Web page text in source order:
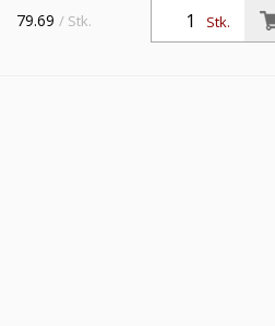
»drukodrain«
Stk.
79.69 / Stk.